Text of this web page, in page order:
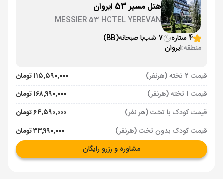
هتل مسیر 53 ایروان
MESSIER 53 HOTEL YEREVAN
4 ستاره
7 شب با صبحانه(BB)
منطقه:ایروان
قیمت 2 تخته (هرنفر)
۱۱۵٬۵۹۰٬۰۰۰ تومان
قیمت 1 تخته (هرنفر)
۱۶۸٬۹۹۰٬۰۰۰ تومان
قیمت کودک با تخت (هر نفر)
۶۴٬۵۹۰٬۰۰۰ تومان
قیمت کودک بدون تخت (هرنفر)
۳۳٬۹۹۰٬۰۰۰ تومان
مشاوره و رزرو رایگان